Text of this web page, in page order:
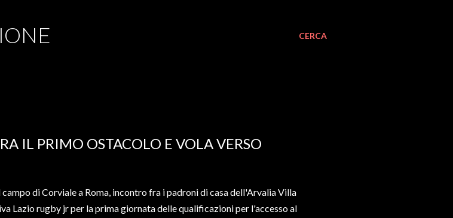
CERCA
IL PRIMO OSTACOLO E VOLA VERSO
di Corviale a Roma, incontro fra i padroni di casa dell'Arvalia Villa
Lazio rugby jr per la prima giornata delle qualificazioni per l'accesso al